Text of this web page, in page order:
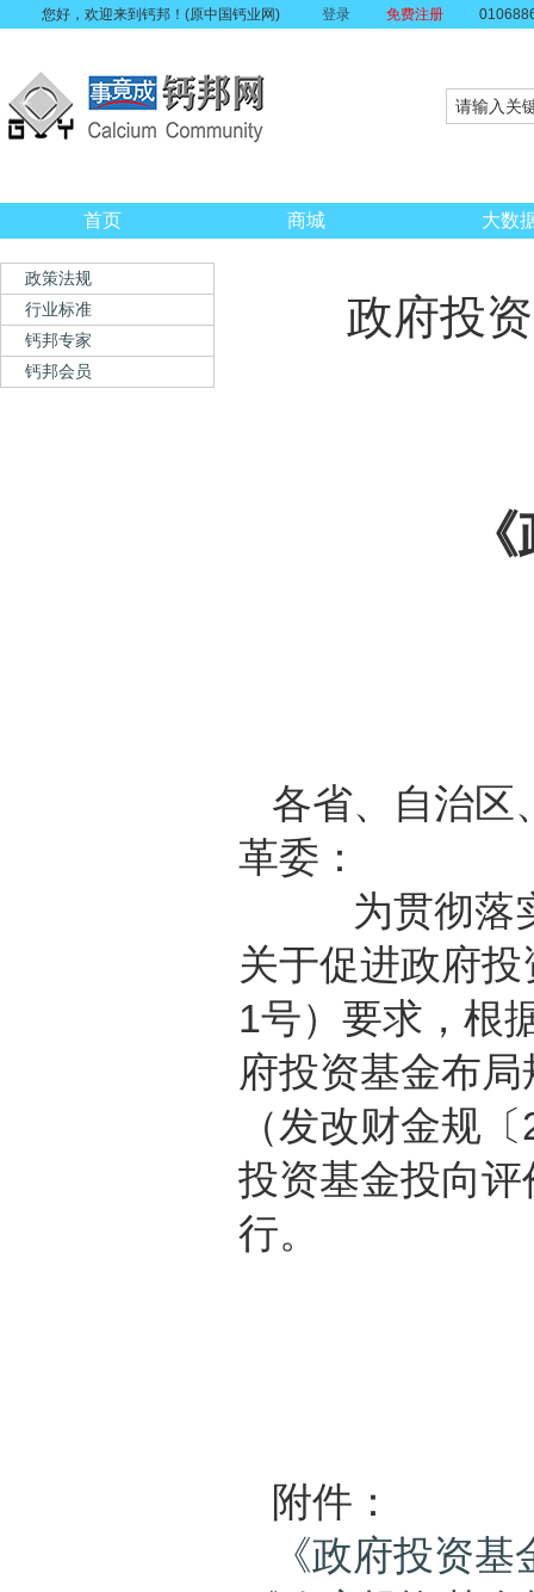
您好，欢迎来到钙邦！(原中国钙业网) 登录 免费注册
首页 商城 大数
政策法规
行业标准
钙邦专家
钙邦会员
政府投
各省、自治区
革委：
为贯彻落实
关于促进政府
1号）要求，根
府投资基金布
（发改财金规
投资基金投向
行。
附件：
《政府投资